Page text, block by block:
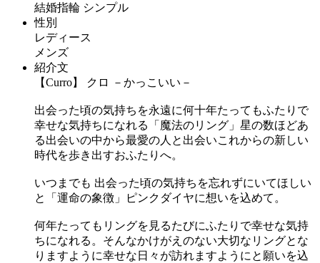
結婚指輪 シンプル
性別
レディース
メンズ
紹介文
【Curro】 クロ －かっこいい－
出会った頃の気持ちを永遠に何十年たってもふたりで
幸せな気持ちになれる「魔法のリング」星の数ほどあ
る出会いの中から最愛の人と出会いこれからの新しい
時代を歩き出すおふたりへ。
いつまでも 出会った頃の気持ちを忘れずにいてほしい
と「運命の象徴」ピンクダイヤに想いを込めて。
何年たってもリングを見るたびにふたりで幸せな気持
ちになれる。そんなかけがえのない大切なリングとな
りますように幸せな日々が訪れますようにと願いを込